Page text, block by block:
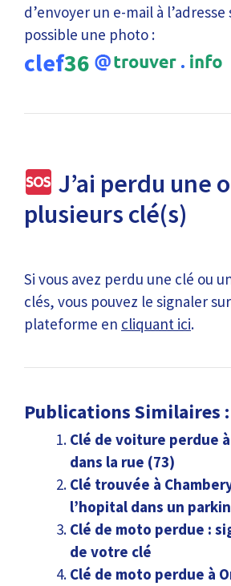
d’envoyer un e-mail à
possible une photo :
clef36
J’ai perdu une
plusieurs clé(s)
Si vous avez perdu une clé ou
clés, vous pouvez le signaler
plateforme en cliquant ici.
Publications Similaires :
Clé de voiture perdue
dans la rue (73)
Clé trouvée à
l’hopital dans un
Clé de moto perdue :
de votre clé
Clé de moto perdue à